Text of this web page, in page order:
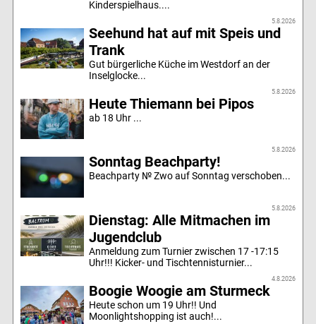
Kinderspielhaus....
5.8.2026
Seehund hat auf mit Speis und
Trank
Gut bürgerliche Küche im Westdorf an der
Inselglocke...
5.8.2026
Heute Thiemann bei Pipos
ab 18 Uhr ...
5.8.2026
Sonntag Beachparty!
Beachparty № Zwo auf Sonntag verschoben...
5.8.2026
Dienstag: Alle Mitmachen im
Jugendclub
Anmeldung zum Turnier zwischen 17 -17:15
Uhr!!! Kicker- und Tischtennisturnier...
4.8.2026
Boogie Woogie am Sturmeck
Heute schon um 19 Uhr!! Und
Moonlightshopping ist auch!...